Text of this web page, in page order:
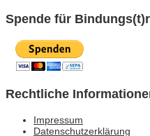
Spende für
Rechtliche
Impressum
Datenschutzerklärung